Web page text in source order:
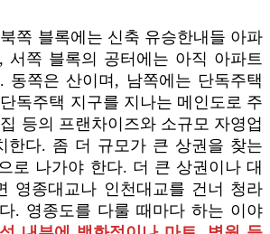
쪽 블록에는 신축 유승한내들 아파
서쪽 블록의 공터에는 아직 아파트
동쪽은 산이며, 남쪽에는 단독주택
독주택 지구를 지나는 메인도로 주
등의 프랜차이즈와 소규모 자영업
한다. 좀 더 규모가 큰 상권을 찾는
로 나가야 한다. 더 큰 상권이나 대
영종대교나 인천대교를 건너 청라
. 영종도를 다룰 때마다 하는 이야